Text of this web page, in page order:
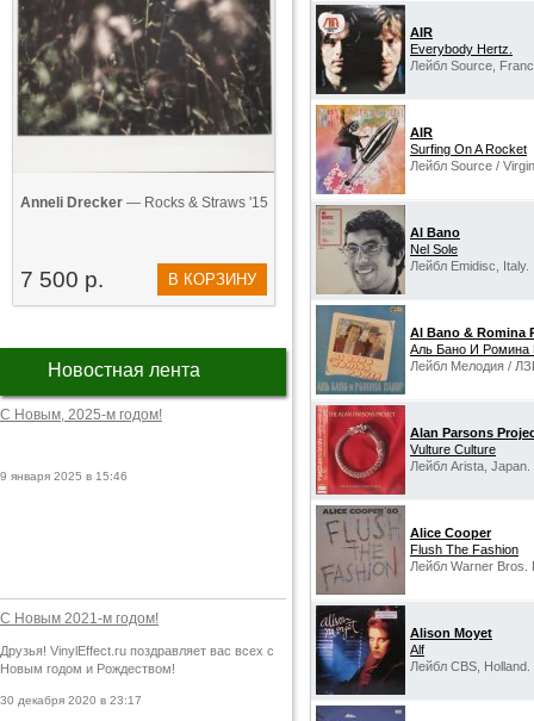
Anneli Drecker— Rocks & Straws '15
7 500 р. В КОРЗИНУ
Новостная лента
С Новым, 2025-м годом!
9 января 2025 в 15:46
С Новым 2021-м годом!
Друзья! VinylEffect.ru поздравляет вас всех с
Новым годом и Рождеством!
30 декабря 2020 в 23:17
AIR
Everybody Hertz.
Лейбл Source,
AIR
Surfing On A Rocket
Лейбл Source /
Al Bano
Nel Sole
Лейбл Emidisc, Italy.
Al Bano & Romina
Аль Бано И Ромина
Лейбл Мелодия /
Alan Parsons
Vulture Culture
Лейбл Arista, Japan.
Alice Cooper
Flush The Fashion
Лейбл Warner Bros.
Alison Moyet
Alf
Лейбл CBS, Holland.